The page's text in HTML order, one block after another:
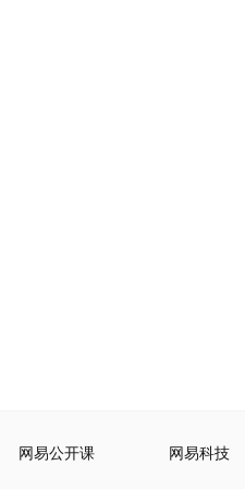
网易公开课 网易科技